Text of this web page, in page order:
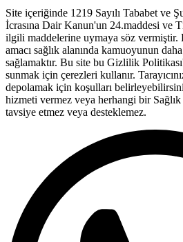
Site içeriğinde 1219 Sayılı Tababet ve
İcrasına Dair Kanun'un 24.maddesi ve
ilgili maddelerine uymaya söz vermiştir.
amacı sağlık alanında kamuoyunun
sağlamaktır. Bu site bu Gizlilik
sunmak için çerezleri kullanır.
depolamak için koşulları
hizmeti vermez veya herhangi bir Sağlık
tavsiye etmez veya desteklemez.